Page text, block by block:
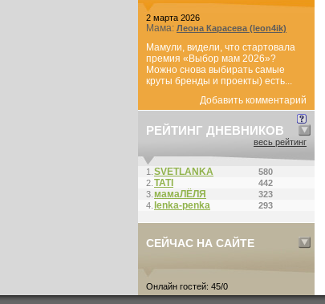
2 марта 2026
Мама: Леона Карасева (leon4ik)
Мамули, видели, что стартовала
премия «Выбор мам 2026»?
Можно снова выбирать самые
круты бренды и проекты) есть...
Добавить комментарий
РЕЙТИНГ ДНЕВНИКОВ
весь рейтинг
1. SVETLANKA
580
2. ТАТI
442
3. мамаЛЁЛЯ
323
4. lenka-penka 293
СЕЙЧАС НА САЙТЕ
Онлайн гостей: 45/0